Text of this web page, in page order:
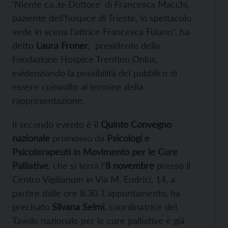
‘Niente ca..te Dottore’ di Francesca Macchi,
paziente dell’hospice di Trieste, lo spettacolo
vede in scena l’attrice Francesca Fuiano”, ha
detto Laura Froner , presidente della
Fondazione Hospice Trentino Onlus,
evidenziando la possibilità del pubblico di
essere coinvolto al termine della
rappresentazione.
Il secondo evento è il Quinto Convegno
nazionale promosso da Psicologi e
Psicoterapeuti in Movimento per le Cure
Palliative , che si terrà l’8 novembre presso il
Centro Vigilianum in Via M. Endrici, 14, a
partire dalle ore 8.30. L’appuntamento, ha
precisato Silvana Selmi , coordinatrice del
Tavolo nazionale per le cure palliative e già